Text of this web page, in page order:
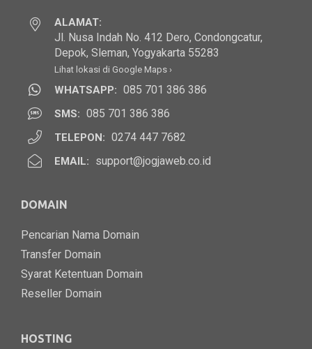
ALAMAT:
Jl. Nusa Indah No. 412 Dero, Condongcatur,
Depok, Sleman, Yogyakarta 55283
Lihat lokasi di Google Maps ›
WHATSAPP: 085 701 386 386
SMS: 085 701 386 386
TELEPON: 0274 447 7682
EMAIL: support@jogjaweb.co.id
DOMAIN
Pencarian Nama Domain
Transfer Domain
Syarat Ketentuan Domain
Reseller Domain
HOSTING